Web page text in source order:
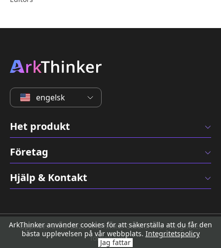
engelsk
Het produkt
Företag
Hjälp & Kontakt
Upphovsrätt © 2026 ArkThinker Studio. Alla rättigheter
förbehållna.
ArkThinker använder cookies för att säkerställa att du får den
bästa upplevelsen på vår webbplats. Integritetspolicy
Jag fattar